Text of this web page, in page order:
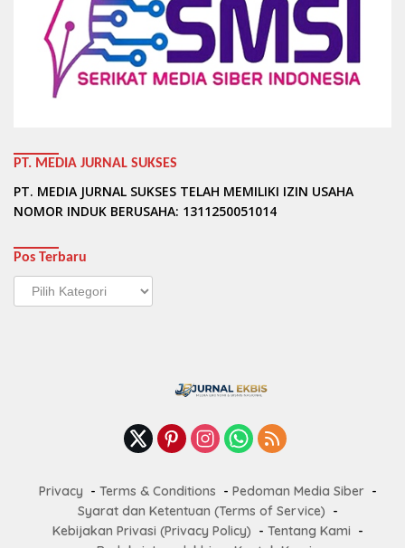
PT. MEDIA JURNAL SUKSES
PT. MEDIA JURNAL SUKSES TELAH MEMILIKI IZIN USAHA
NOMOR INDUK BERUSAHA: 1311250051014
Pos Terbaru
Pos
Terbaru
Privacy Terms & Conditions
Pedoman Media Siber
Syarat dan Ketentuan (Terms of Service)
Kebijakan Privasi (Privacy Policy)
Tentang Kami